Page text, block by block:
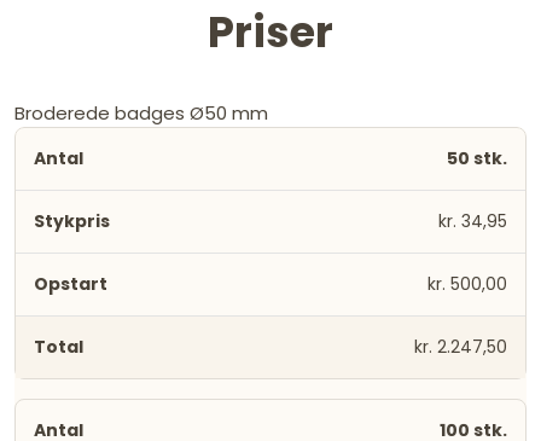
Priser
Broderede badges Ø50 mm
50 stk.
kr. 34,95
kr. 500,00
kr. 2.247,50
100 stk.